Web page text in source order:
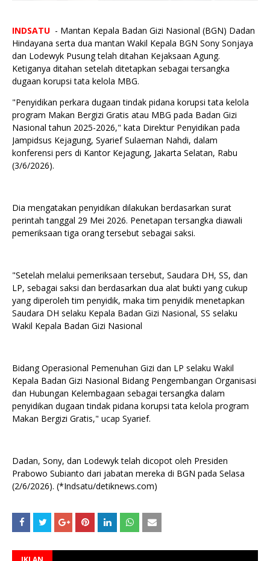
INDSATU - Mantan Kepala Badan Gizi Nasional (BGN) Dadan
Hindayana serta dua mantan Wakil Kepala BGN Sony Sonjaya
dan Lodewyk Pusung telah ditahan Kejaksaan Agung.
Ketiganya ditahan setelah ditetapkan sebagai tersangka
dugaan korupsi tata kelola MBG.
"Penyidikan perkara dugaan tindak pidana korupsi tata kelola
program Makan Bergizi Gratis atau MBG pada Badan Gizi
Nasional tahun 2025-2026," kata Direktur Penyidikan pada
Jampidsus Kejagung, Syarief Sulaeman Nahdi, dalam
konferensi pers di Kantor Kejagung, Jakarta Selatan, Rabu
(3/6/2026).
Dia mengatakan penyidikan dilakukan berdasarkan surat
perintah tanggal 29 Mei 2026. Penetapan tersangka diawali
pemeriksaan tiga orang tersebut sebagai saksi.
"Setelah melalui pemeriksaan tersebut, Saudara DH, SS, dan
LP, sebagai saksi dan berdasarkan dua alat bukti yang cukup
yang diperoleh tim penyidik, maka tim penyidik menetapkan
Saudara DH selaku Kepala Badan Gizi Nasional, SS selaku
Wakil Kepala Badan Gizi Nasional
Bidang Operasional Pemenuhan Gizi dan LP selaku Wakil
Kepala Badan Gizi Nasional Bidang Pengembangan Organisasi
dan Hubungan Kelembagaan sebagai tersangka dalam
penyidikan dugaan tindak pidana korupsi tata kelola program
Makan Bergizi Gratis," ucap Syarief.
Dadan, Sony, dan Lodewyk telah dicopot oleh Presiden
Prabowo Subianto dari jabatan mereka di BGN pada Selasa
(2/6/2026). (*Indsatu/detiknews.com)